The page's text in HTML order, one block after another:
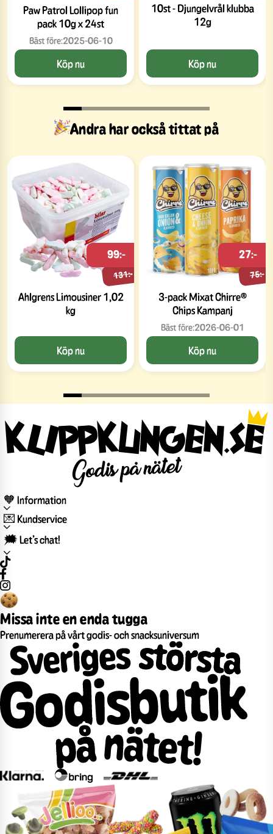
Paw Patrol Lollipop fun
pack 10g x 24st
Bäst före:2025-06-10
Köp nu
10st - Djungelvrål klubba
12g
Köp nu
Andra har också tittat på
Ahlgrens Limousiner 1,02
kg
131:-
99:-
Köp nu
3-pack Mixat Chirre®
Chips Kampanj
75:-
27:-
Bäst före:2026-06-01
Köp nu
🧡 Information
💌 Kundservice
🗯️ Let’s chat!
Missa inte en enda tugga
Prenumerera på vårt godis- och snacksuniversum